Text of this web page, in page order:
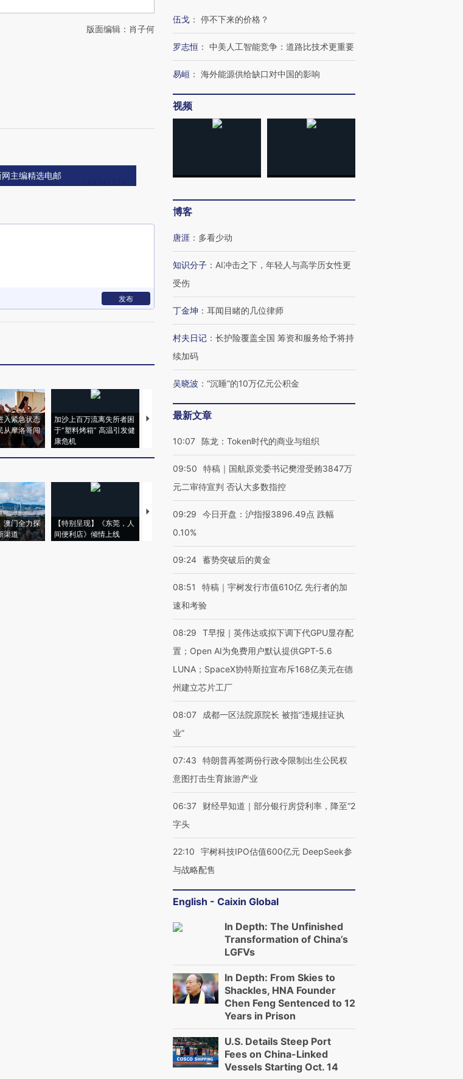
版面编辑：肖子何
主编精选电邮
发布
入紧急状态
从摩洛哥闯
加沙上百万流离失所者困
于“塑料烤箱” 高温引发健
康危机
视线｜HYROX的吸金
心“花钱找虐”？
毒品
澳门全力探
渠道
【特别呈现】《东莞，人
间便利店》倾情上线
【推广】走进第四届链博
伍戈 ： 停不下来的价格？
罗志恒 ： 中美人工智能竞争：道路比技术更重要
易峘 ： 海外能源供给缺口对中国的影响
视频
博客
唐涯 ： 多看少动
知识分子 ： AI冲击之下，年轻人与高学历女性更
受伤
丁金坤 ： 耳闻目睹的几位律师
村夫日记 ： 长护险覆盖全国 筹资和服务给予将持
续加码
吴晓波 ： “沉睡”的10万亿元公积金
最新文章
10:07 陈龙：Token时代的商业与组织
09:50
特稿｜国航原党委书记樊澄受贿3847万
元二审待宣判 否认大多数指控
09:29
今日开盘：沪指报3896.49点 跌幅
0.10%
09:24 蓄势突破后的黄金
08:51
特稿｜宇树发行市值610亿 先行者的加
速和考验
08:29
T早报｜英伟达或拟下调下代GPU显存配
置；Open AI为免费用户默认提供GPT-5.6
LUNA；SpaceX协特斯拉宣布斥168亿美元在德
州建立芯片工厂
08:07
成都一区法院原院长 被指“违规挂证执
业”
07:43
特朗普再签两份行政令限制出生公民权
意图打击生育旅游产业
06:37
财经早知道｜部分银行房贷利率，降至“2
字头
22:10
宇树科技IPO估值600亿元 DeepSeek参
与战略配售
English - Caixin Global
In Depth: The Unfinished
Transformation of China’s
LGFVs
In Depth: From Skies to
Shackles, HNA Founder
Chen Feng Sentenced to 12
Years in Prison
U.S. Details Steep Port
Fees on China-Linked
Vessels Starting Oct. 14